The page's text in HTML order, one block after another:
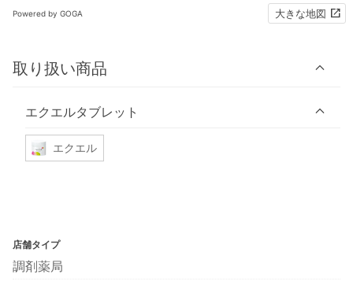
Powered by GOGA 大きな地図
取り扱い商品
エクエルタブレット
エクエル
店舗タイプ
調剤薬局